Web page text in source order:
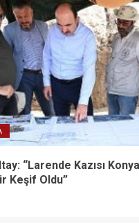
“Larende Kazısı
Keşif Oldu”